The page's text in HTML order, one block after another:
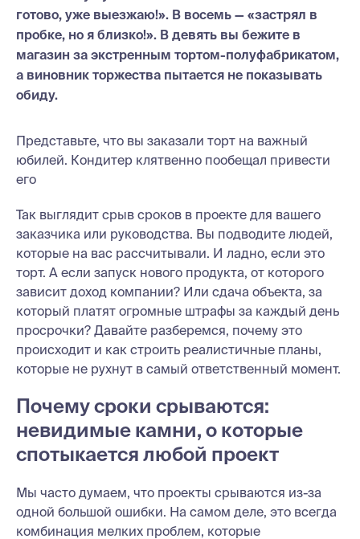
готово, уже выезжаю!». В восемь — «застрял в
пробке, но я близко!». В девять вы бежите в
магазин за экстренным тортом-полуфабрикатом,
а виновник торжества пытается не показывать
обиду.
Представьте, что вы заказали торт на важный
юбилей. Кондитер клятвенно пообещал привести
его
Так выглядит срыв сроков в проекте для вашего
заказчика или руководства. Вы подводите людей,
которые на вас рассчитывали. И ладно, если это
торт. А если запуск нового продукта, от которого
зависит доход компании? Или сдача объекта, за
который платят огромные штрафы за каждый день
просрочки? Давайте разберемся, почему это
происходит и как строить реалистичные планы,
которые не рухнут в самый ответственный момент.
Почему сроки срываются:
невидимые камни, о которые
спотыкается любой проект
Мы часто думаем, что проекты срываются из-за
одной большой ошибки. На самом деле, это всегда
комбинация мелких проблем, которые